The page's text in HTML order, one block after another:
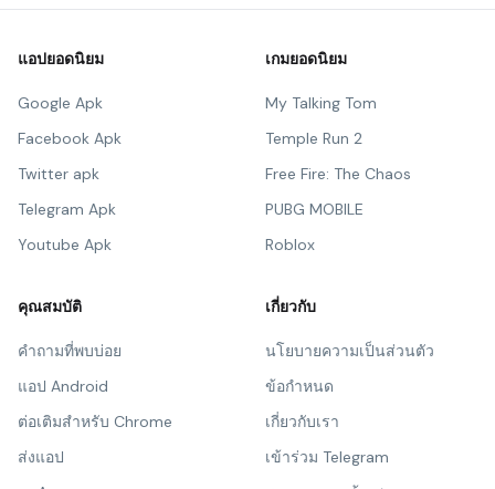
แอปยอดนิยม
Google Apk
Facebook Apk
Twitter apk
Telegram Apk
Youtube Apk
เกมยอดนิยม
My Talking Tom
Temple Run 2
Free Fire: The Chaos
PUBG MOBILE
Roblox
คุณสมบัติ
คำถามที่พบบ่อย
แอป Android
ต่อเติมสำหรับ Chrome
ส่งแอป
เกี่ยวกับ
นโยบายความเป็นส่วนตัว
ข้อกำหนด
เกี่ยวกับเรา
เข้าร่วม Telegram